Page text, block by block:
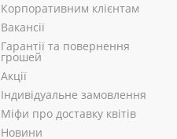
Корпоративним клієнтам
Вакансії
Гарантії та повернення
грошей
Акції
Індивідуальне замовлення
Міфи про доставку квітів
Новини